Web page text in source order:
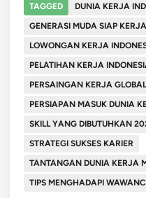
TAGGED
DUNIA KERJA
GENERASI MUDA SIAP KERJA
LOWONGAN KERJA
PELATIHAN KERJA
PERSAINGAN KERJA GLOBAL
PERSIAPAN MASUK DUNIA
SKILL YANG DIBUTUHKAN
STRATEGI SUKSES KARIER
TANTANGAN DUNIA KERJA
TIPS MENGHADAPI